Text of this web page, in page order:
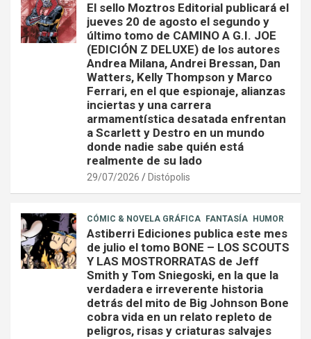
El sello Moztros Editorial publicará el
jueves 20 de agosto el segundo y
último tomo de CAMINO A G.I. JOE
(EDICIÓN Z DELUXE) de los autores
Andrea Milana, Andrei Bressan, Dan
Watters, Kelly Thompson y Marco
Ferrari, en el que espionaje, alianzas
inciertas y una carrera
armamentística desatada enfrentan
a Scarlett y Destro en un mundo
donde nadie sabe quién está
realmente de su lado
29/07/2026 Distópolis
CÓMIC & NOVELA GRÁFICA FANTASÍA HUMOR
Astiberri Ediciones publica este mes
de julio el tomo BONE – LOS SCOUTS
Y LAS MOSTRORRATAS de Jeff
Smith y Tom Sniegoski, en la que la
verdadera e irreverente historia
detrás del mito de Big Johnson Bone
cobra vida en un relato repleto de
peligros, risas y criaturas salvajes